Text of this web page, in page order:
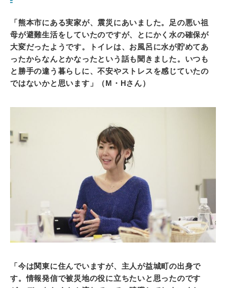
「熊本市にある実家が、震災にあいました。足の悪い祖
母が避難生活をしていたのですが、とにかく水の確保が
大変だったようです。トイレは、お風呂に水が貯めてあ
ったからなんとかなったという話も聞きました。いつも
と勝手の違う暮らしに、不安やストレスを感じていたの
ではないかと思います」（M・Hさん）
「今は関東に住んでいますが、主人が益城町の出身で
す。情報発信で被災地の役に立ちたいと思ったのです